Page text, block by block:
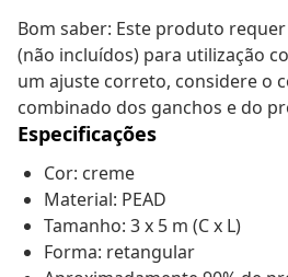
Bom saber: Este produto
(não incluídos) para utilização
um ajuste correto, considere o
combinado dos ganchos e do
Especificações
Cor: creme
Material: PEAD
Tamanho: 3 x 5 m (C x L)
Forma: retangular